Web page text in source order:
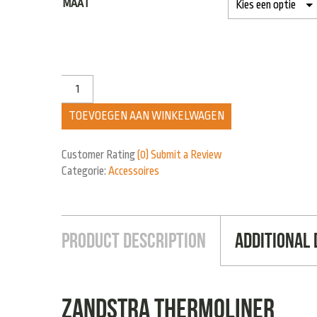
MAAT
TOEVOEGEN AAN WINKELWAGEN
Customer Rating (0) Submit a Review
Categorie: Accessoires
Product Description Additional
Zandstra Thermoliner